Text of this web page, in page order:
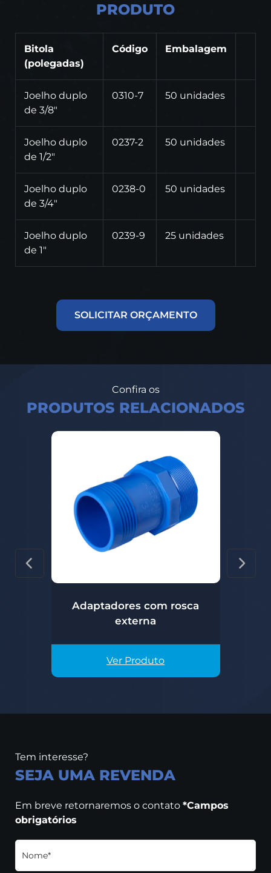
PRODUTO
Bitola
(polegadas)
Código Embalagem
Joelho duplo
de 3/8"
0310-7 50 unidades
Joelho duplo
de 1/2"
0237-2 50 unidades
Joelho duplo
de 3/4"
0238-0 50 unidades
Joelho duplo
de 1"
0239-9 25 unidades
SOLICITAR ORÇAMENTO
Confira os
PRODUTOS RELACIONADOS
Adaptadores com rosca
externa
Ver Produto
Tem interesse?
SEJA UMA REVENDA
Em breve retornaremos o contato *Campos
obrigatórios
Nome*